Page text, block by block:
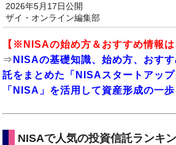
2026年5月17日公開
ザイ・オンライン編集部
【※ NISAの始め方 ＆おすすめ情報は
⇒ NISAの基礎知識、始め方、おす
託をまとめた「NISAスタートアップ
「NISA」を活用して資産形成の一
NISAで人気の投資信託ランキ